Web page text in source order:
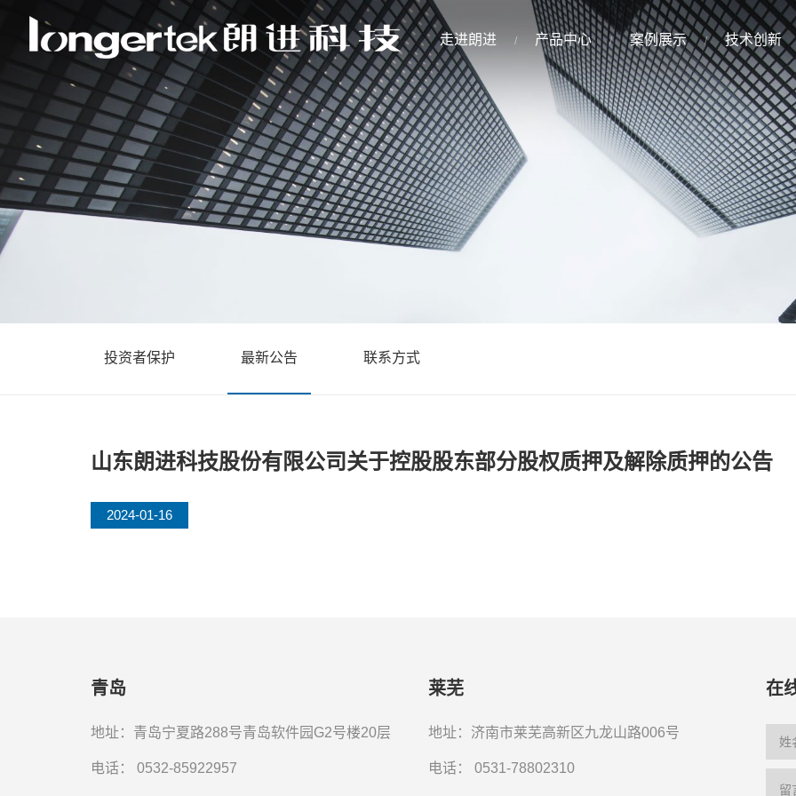
走进朗进 产品中心 案例展示 技术创新
投资者保护 最新公告 联系方式
山东朗进科技股份有限公司关于控股股东部分股权质押及解除质押的公告
2024-01-16
青岛
地址：青岛宁夏路288号青岛软件园G2号楼20层
电话： 0532-85922957
莱芜
地址：济南市莱芜高新区九龙山路006号
电话：0531-78802310
在